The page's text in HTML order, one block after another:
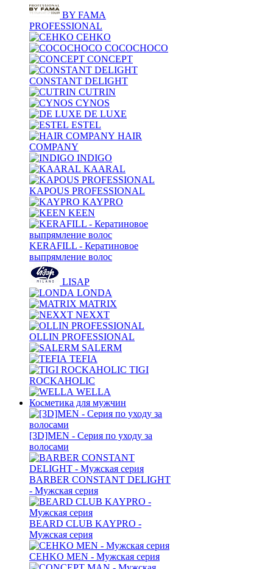
BY FAMA
PROFESSIONAL
CEHKO
COCOCHOCO
CONCEPT
CONSTANT DELIGHT
CUTRIN
CYNOS
DE LUXE
ESTEL
HAIR
COMPANY
INDIGO
KAARAL
KAPOUS PROFESSIONAL
KAYPRO
KEEN
KERAFILL - Кератиновое
выпрямление волос
LISAP
LONDA
MATRIX
NEXXT
OLLIN PROFESSIONAL
SALERM
TEFIA
TIGI
ROCKAHOLIC
WELLA
Косметика для мужчин
[3D]MEN - Серия по уходу за
волосами
BARBER CONSTANT DELIGHT
- Мужская серия
BEARD CLUB KAYPRO -
Мужская серия
CEHKO MEN - Мужская серия